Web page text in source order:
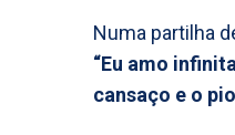
Numa partilha
“Eu amo
cansaço e o